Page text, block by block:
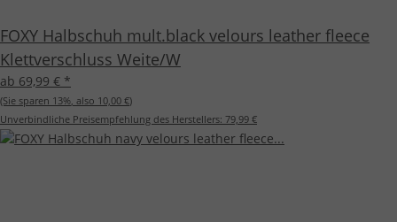
FOXY Halbschuh mult.black velours leather fleece
Klettverschluss Weite/W
ab 69,99 € *
(Sie sparen 13%, also 10,00 €)
Unverbindliche Preisempfehlung des Herstellers: 79,99 €